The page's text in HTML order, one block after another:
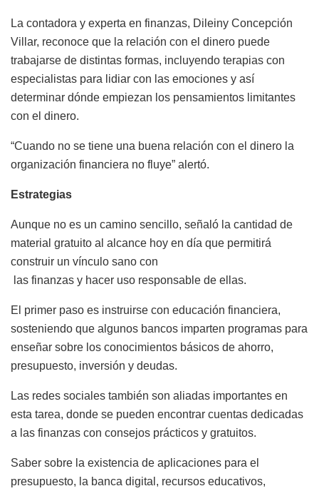
La contadora y experta en finanzas, Dileiny Concepción
Villar, reconoce que la relación con el dinero puede
trabajarse de distintas formas, incluyendo terapias con
especialistas para lidiar con las emociones y así
determinar dónde empiezan los pensamientos limitantes
con el dinero.
“Cuando no se tiene una buena relación con el dinero la
organización financiera no fluye” alertó.
Estrategias
Aunque no es un camino sencillo, señaló la cantidad de
material gratuito al alcance hoy en día que permitirá
construir un vínculo sano con
las finanzas y hacer uso responsable de ellas.
El primer paso es instruirse con educación financiera,
sosteniendo que algunos bancos imparten programas para
enseñar sobre los conocimientos básicos de ahorro,
presupuesto, inversión y deudas.
Las redes sociales también son aliadas importantes en
esta tarea, donde se pueden encontrar cuentas dedicadas
a las finanzas con consejos prácticos y gratuitos.
Saber sobre la existencia de aplicaciones para el
presupuesto, la banca digital, recursos educativos,